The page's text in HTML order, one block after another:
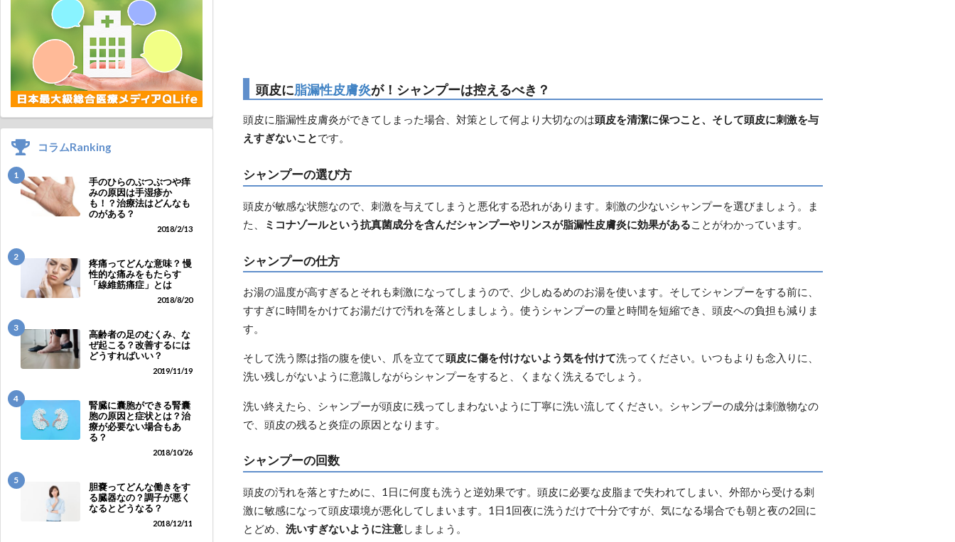
コラムRanking
1
手のひらのぶつぶつや痒
みの原因は手湿疹か
も！？治療法はどんなも
のがある？
2018/2/13
2
疼痛ってどんな意味？ 慢
性的な痛みをもたらす
「線維筋痛症」とは
2018/8/20
3
高齢者の足のむくみ、な
ぜ起こる？改善するには
どうすればいい？
2019/11/19
4
腎臓に囊胞ができる腎囊
胞の原因と症状とは？治
療が必要ない場合もあ
る？
2018/10/26
5
胆嚢ってどんな働きをす
る臓器なの？調子が悪く
なるとどうなる？
2018/12/11
頭皮に脂漏性皮膚炎が！シャンプーは控えるべき？
頭皮に脂漏性皮膚炎ができてしまった場合、対策として何より大切なのは頭皮を清潔に保つこと、そして頭皮に刺激を与
えすぎないことです。
シャンプーの選び方
頭皮が敏感な状態なので、刺激を与えてしまうと悪化する恐れがあります。刺激の少ないシャンプーを選びましょう。ま
た、
ミコナゾールという抗真菌成分を含んだシャンプーやリンスが脂漏性皮膚炎に効果があることがわかっています。
シャンプーの仕方
お湯の温度が高すぎるとそれも刺激になってしまうので、少しぬるめのお湯を使います。そしてシャンプーをする前に、
すすぎに時間をかけてお湯だけで汚れを落としましょう。使うシャンプーの量と時間を短縮でき、頭皮への負担も減りま
す。
そして洗う際は指の腹を使い、爪を立てて頭皮に傷を付けないよう気を付けて洗ってください。いつもよりも念入りに、
洗い残しがないように意識しながらシャンプーをすると、くまなく洗えるでしょう。
洗い終えたら、シャンプーが頭皮に残ってしまわないように丁寧に洗い流してください。シャンプーの成分は刺激物なの
で、頭皮の残ると炎症の原因となります。
シャンプーの回数
頭皮の汚れを落とすために、1日に何度も洗うと逆効果です。頭皮に必要な皮脂まで失われてしまい、外部から受ける刺
激に敏感になって頭皮環境が悪化してしまいます。1日1回夜に洗うだけで十分ですが、気になる場合でも朝と夜の2回に
とどめ、 洗いすぎないように注意しましょう。